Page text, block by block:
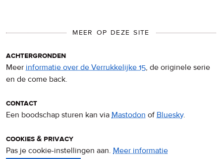
MEER OP DEZE SITE
achtergronden
Meer informatie over de Verrukkelijke 15, de originele serie
en de come back.
contact
Een boodschap sturen kan via Mastodon ofBluesky.
cookies & privacy
Pas je cookie-instellingen aan. Meer informatie